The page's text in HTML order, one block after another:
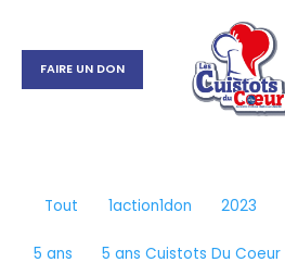
contenu
FAIRE UN DON
publications
Tout 1action1don 2023
5 ans 5 ans Cuistots Du Coeur